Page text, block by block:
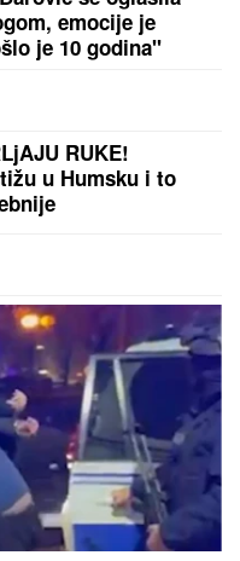
Naučnici dali
način na koji
REAGOVAO ZBOG
DRAGANE